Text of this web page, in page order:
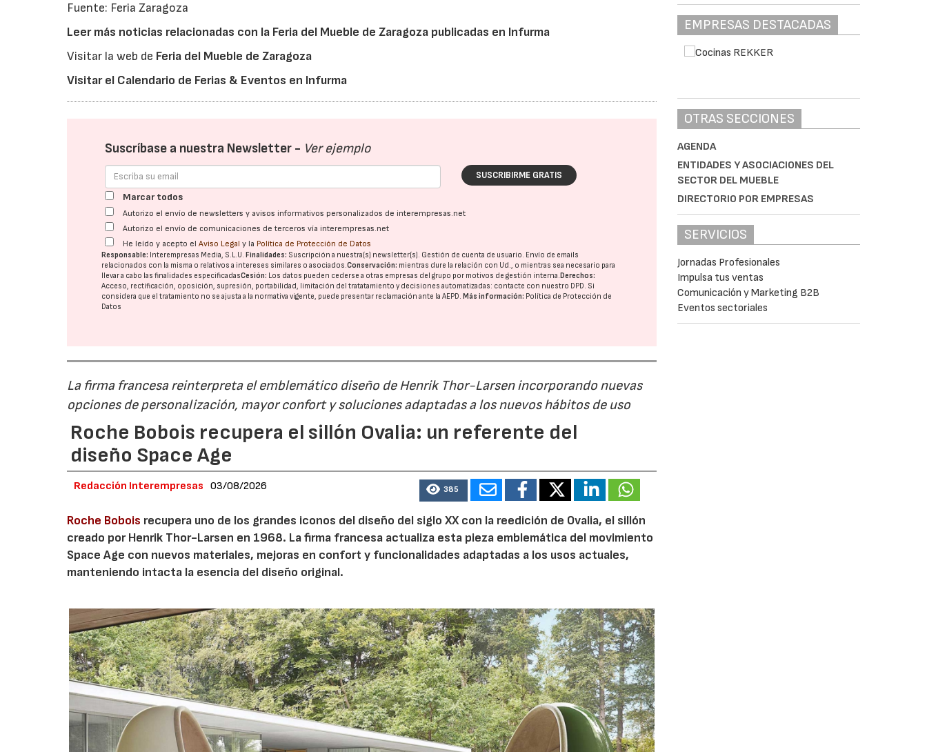
Fuente: Feria Zaragoza
Leer más noticias relacionadas con la Feria del Mueble de Zaragoza publicadas en Infurma
Visitar la web de Feria del Mueble de Zaragoza
Visitar el Calendario de Ferias & Eventos en Infurma
Suscríbase a nuestra Newsletter - Ver ejemplo
SUSCRIBIRME GRATIS
Marcar todos
Autorizo el envío de newsletters y avisos informativos personalizados de interempresas.net
Autorizo el envío de comunicaciones de terceros vía interempresas.net
He leído y acepto elAviso Legal y la Política de Protección de Datos
Responsable: Interempresas Media, S.L.U.Finalidades: Suscripción a nuestra(s) newsletter(s). Gestión de cuenta de usuario. Envío de emails
relacionados con la misma o relativos a intereses similares o asociados.Conservación: mientras dure la relación con Ud., o mientras sea necesario para
llevar a cabo las finalidades especificadasCesión: Los datos pueden cederse a otras empresas del grupo por motivos de gestión interna.Derechos:
Acceso, rectificación, oposición, supresión, portabilidad, limitación del tratatamiento y decisiones automatizadas: contacte con nuestro DPD. Si
considera que el tratamiento no se ajusta a la normativa vigente, puede presentar reclamación ante laAEPD.Más información: Política de Protección de
Datos
La firma francesa reinterpreta el emblemático diseño de Henrik Thor-Larsen incorporando nuevas
opciones de personalización, mayor confort y soluciones adaptadas a los nuevos hábitos de uso
Roche Bobois recupera el sillón Ovalia: un referente del
diseño Space Age
Redacción Interempresas 03/08/2026 385
Roche Bobois recupera uno de los grandes iconos del diseño del siglo XX con la reedición de Ovalia, el sillón
creado por Henrik Thor-Larsen en 1968. La firma francesa actualiza esta pieza emblemática del movimiento
Space Age con nuevos materiales, mejoras en confort y funcionalidades adaptadas a los usos actuales,
manteniendo intacta la esencia del diseño original.
EMPRESAS DESTACADAS
OTRAS SECCIONES
AGENDA
ENTIDADES Y ASOCIACIONES DEL
SECTOR DEL MUEBLE
DIRECTORIO POR EMPRESAS
SERVICIOS
Jornadas Profesionales
Impulsa tus ventas
Comunicación y Marketing B2B
Eventos sectoriales